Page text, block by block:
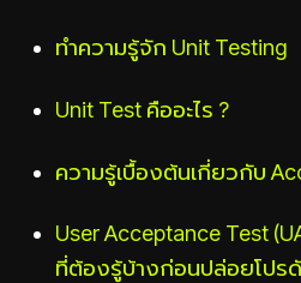
ทำความรู้จัก Unit Testing
Unit Test คืออะไร ?
ความรู้เบื้องต้นเกี่ยวกับ
User Acceptance Test
ที่ต้องรู้บ้างก่อนปล่อยโปร